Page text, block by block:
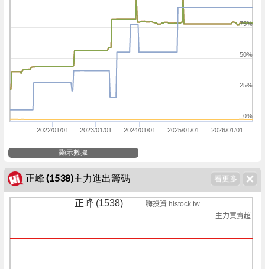
2022/01/01 2023/01/01 2024/01/01 2025/01/01 2026/01/01
0%
25%
50%
75%
顯示數據
正峰 (1538)主力進出籌碼
主力買賣超
正峰 (1538) 嗨投資 histock.tw